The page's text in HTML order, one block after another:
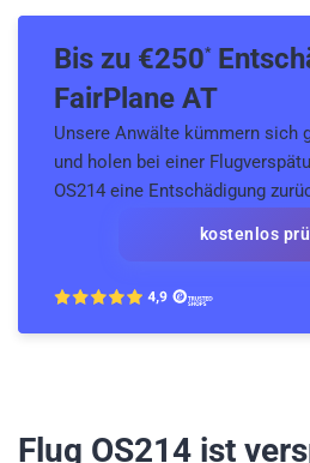
Bis zu €250*
FairPlane AT
Unsere Anwälte kümmern sich
und holen bei einer
OS214 eine Entschädigung
kostenlos
Flug OS214 ist